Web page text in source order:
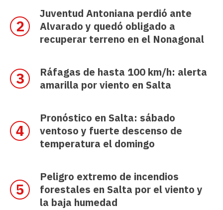
Juventud Antoniana perdió ante
Alvarado y quedó obligado a
recuperar terreno en el Nonagonal
Ráfagas de hasta 100 km/h: alerta
amarilla por viento en Salta
Pronóstico en Salta: sábado
ventoso y fuerte descenso de
temperatura el domingo
Peligro extremo de incendios
forestales en Salta por el viento y
la baja humedad